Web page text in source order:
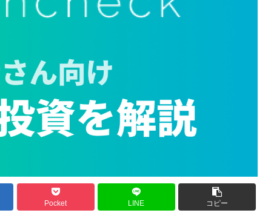
Pocket LINE コピー